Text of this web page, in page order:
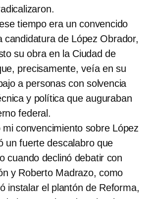
tiempo era un convencido
candidatura de López Obrador,
su obra en la Ciudad de
precisamente, veía en su
a personas con solvencia
y política que auguraban
federal.
mi convencimiento sobre López
un fuerte descalabro que
cuando declinó debatir con
y Roberto Madrazo, como
instalar el plantón de Reforma,